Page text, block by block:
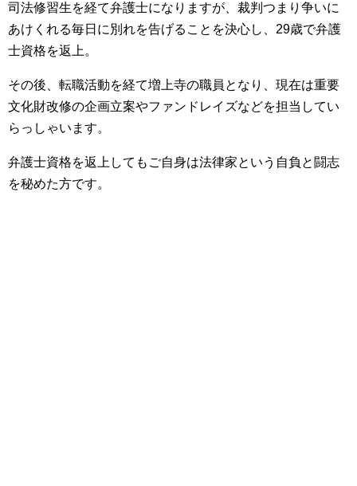
司法修習生を経て弁護士になりますが、裁判つまり争いに
あけくれる毎日に別れを告げることを決心し、29歳で弁護
士資格を返上。
その後、転職活動を経て増上寺の職員となり、現在は重要
文化財改修の企画立案やファンドレイズなどを担当してい
らっしゃいます。
弁護士資格を返上してもご自身は法律家という自負と闘志
を秘めた方です。